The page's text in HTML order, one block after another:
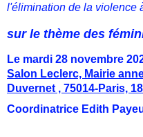
l'élimination de la violence
sur le thème des
Le mardi 28 novembre
Salon Leclerc, Mairie
Duvernet , 75014-Paris,
Coordinatrice Edith